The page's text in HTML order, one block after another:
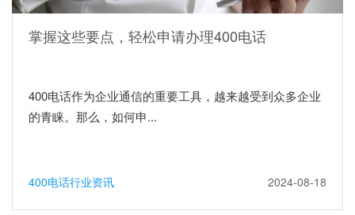
掌握这些要点，轻松申请办理400电话
400电话作为企业通信的重要工具，越来越受到众多企业
的青睐。那么，如何申...
400电话行业资讯 2024-08-18